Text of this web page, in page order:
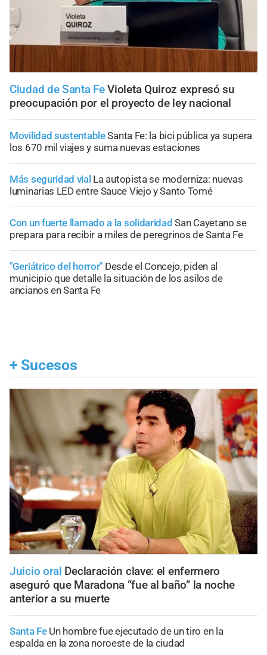
Ciudad de Santa Fe Violeta Quiroz expresó su
preocupación por el proyecto de ley nacional
Movilidad sustentableSanta Fe: la bici pública ya supera
los 670 mil viajes y suma nuevas estaciones
Más seguridad vial La autopista se moderniza: nuevas
luminarias LED entre Sauce Viejo y Santo Tomé
Con un fuerte llamado a la solidaridad San Cayetano se
prepara para recibir a miles de peregrinos de Santa Fe
"Geriátrico del horror" Desde el Concejo, piden al
municipio que detalle la situación de los asilos de
ancianos en Santa Fe
+ Sucesos
Juicio oral Declaración clave: el enfermero
aseguró que Maradona “fue al baño” la noche
anterior a su muerte
Santa Fe Un hombre fue ejecutado de un tiro en la
espalda en la zona noroeste de la ciudad